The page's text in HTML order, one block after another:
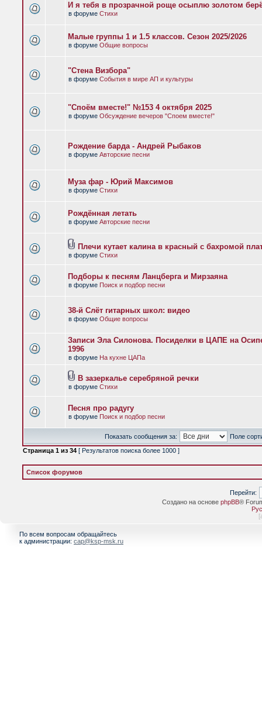
И я тебя в прозрачной роще осыплю золотом
в форуме Стихи
Малые группы 1 и 1.5 классов. Сезон 2025/2026
в форуме Общие вопросы
"Стена Визбора"
в форуме События в мире АП и культуры
"Споём вместе!" №153 4 октября 2025
в форуме Обсуждение вечеров "Споем вместе!"
Рождение барда - Андрей Рыбаков
в форуме Авторские песни
Муза фар - Юрий Максимов
в форуме Стихи
Рождённая летать
в форуме Авторские песни
Плечи кутает калина в красный с бахромой
в форуме Стихи
Подборы к песням Ланцберга и Мирзаяна
в форуме Поиск и подбор песни
38-й Слёт гитарных школ: видео
в форуме Общие вопросы
Записи Эла Силонова. Посиделки в ЦАПЕ на
1996
в форуме На кухне ЦАПа
В зазеркалье серебряной речки
в форуме Стихи
Песня про радугу
в форуме Поиск и подбор песни
Показать сообщения за:
Поле
Страница 1 из 34 [ Результатов поиска более 1000 ]
Список форумов
Перейти:
Создано на основе phpBB®
[
По всем вопросам обращайтесь
к администрации: cap@ksp-msk.ru